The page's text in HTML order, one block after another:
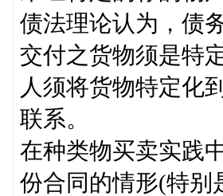
债法理论认为，债
交付之货物须是特
人须将货物特定化
联系。
在种类物买卖实践
份合同的情形(特别